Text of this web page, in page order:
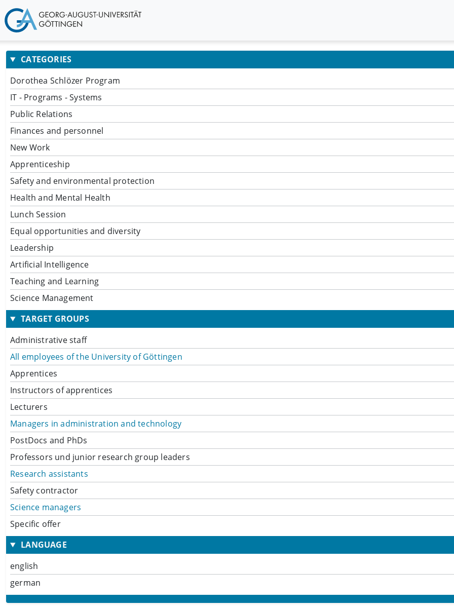
CATEGORIES
Dorothea Schlözer Program
IT - Programs - Systems
Public Relations
Finances and personnel
New Work
Apprenticeship
Safety and environmental protection
Health and Mental Health
Lunch Session
Equal opportunities and diversity
Leadership
Artificial Intelligence
Teaching and Learning
Science Management
TARGET GROUPS
Administrative staff
All employees of the University of Göttingen
Apprentices
Instructors of apprentices
Lecturers
Managers in administration and technology
PostDocs and PhDs
Professors und junior research group leaders
Research assistants
Safety contractor
Science managers
Specific offer
LANGUAGE
english
german